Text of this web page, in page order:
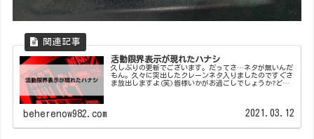
活動限界表示が現れたハナシ
久しぶりの更新でございます。だってさ…ネタが無いんだ
もん。久々に突出したクレーンネタ入りましたのですぐさ
ま放出しますよ(笑)皆様いかがお過ごしでしょうか?どう
beherenow982.com 2021.03.12